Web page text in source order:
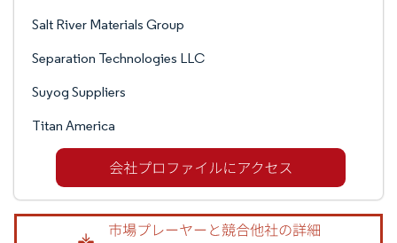
Salt River Materials Group
Separation Technologies LLC
Suyog Suppliers
Titan America